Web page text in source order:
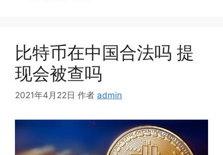
比特币在中国合法吗 提
现会被查吗
2021年4月22日 作者 admin